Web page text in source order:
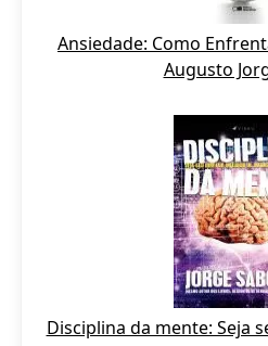
Ansiedade: Como
Augusto
Disciplina da mente: Seja